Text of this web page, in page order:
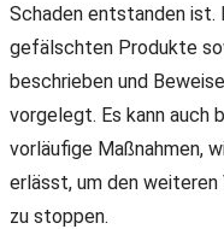
Schaden entstanden
gefälschten Produkte
beschrieben und
vorgelegt. Es kann auch
vorläufige Maßnahmen,
erlässt, um den
zu stoppen.